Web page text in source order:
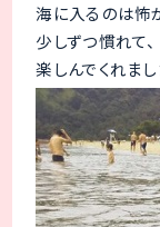
海に入るのは怖
少しずつ慣れて、
楽しんでくれまし